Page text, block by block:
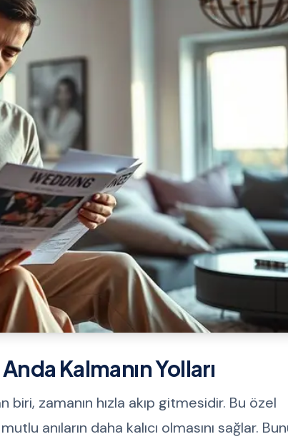
Kalmanın Yolları
zamanın hızla akıp gitmesidir. Bu özel
anıların daha kalıcı olmasını sağlar.